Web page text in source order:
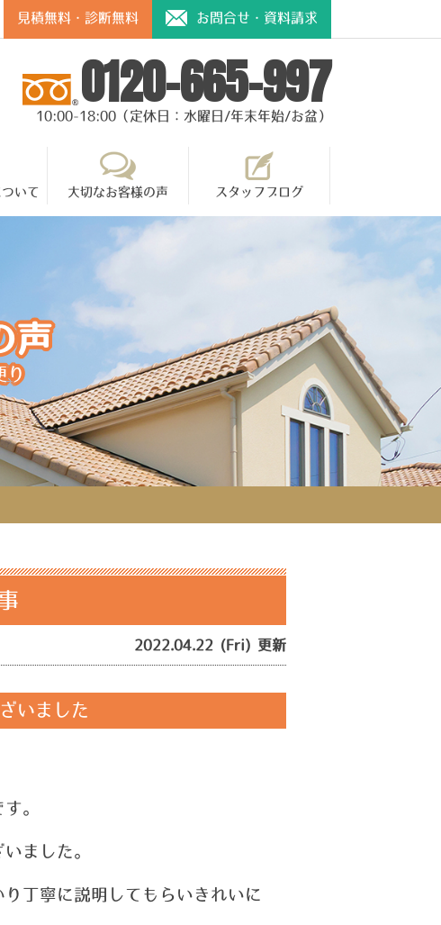
見積無料・診断無料 お問合せ・資料請求
0120-665-997
10:00-18:00（定休日：水曜日/年末年始/お盆）
いて 大切なお客様の声 スタッフブログ
声
り
事
2022.04.22 (Fri) 更新
いました
。
ました。
丁寧に説明してもらいきれいに